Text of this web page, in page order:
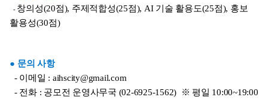
- 창의성(20점), 주제적합성(25점), AI 기술 활용도(25점), 홍보
활용성(30점)
● 문의 사항
- 이메일 : aihscity@gmail.com
- 전화 : 공모전 운영사무국 (02-6925-1562) ※ 평일 10:00~19:00